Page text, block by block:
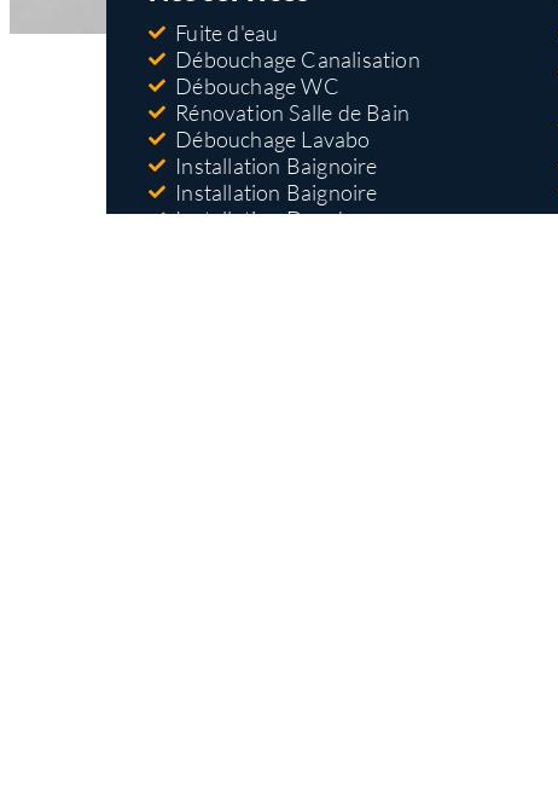
Fuite d'eau
Débouchage Canalisation
Débouchage WC
Rénovation Salle de Bain
Débouchage Lavabo
Installation Baignoire
Installation Baignoire
Installation Douche